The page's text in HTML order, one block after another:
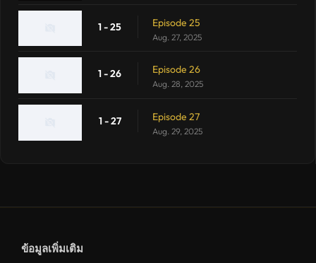
1 - 25 Episode 25
Aug. 27, 2025
1 - 26 Episode 26
Aug. 28, 2025
1 - 27 Episode 27
Aug. 29, 2025
ข้อมูลเพิ่มเติม